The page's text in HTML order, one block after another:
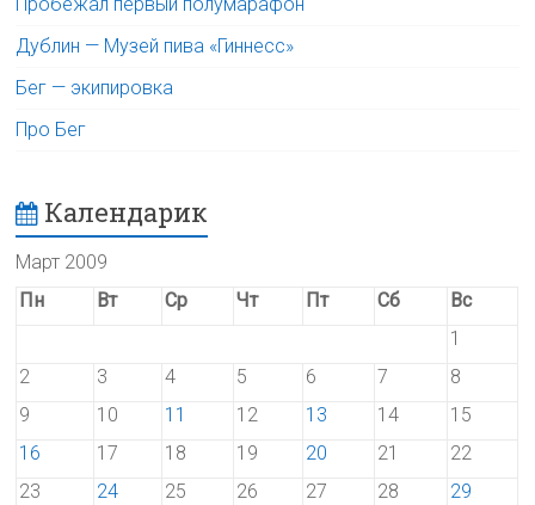
Дублин — Музей пива «Гиннесс»
Бег — экипировка
Про Бег
Календарик
Март 2009
Пн
Вт Ср Чт Пт Сб
Вс
1
2
3 4 5 6 7
8
9
10 11 12 13 14
15
16
17 18 19 20 21
22
23
24 25 26 27 28
29